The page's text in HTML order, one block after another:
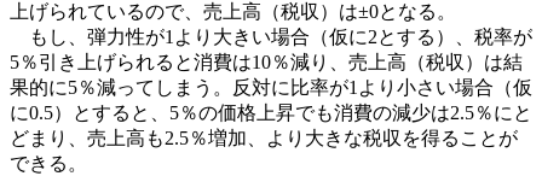
上げられているので、売上高（税収）は±0となる。
もし、弾力性が1より大きい場合（仮に2とする）、税率が
5％引き上げられると消費は10％減り、売上高（税収）は結
果的に5％減ってしまう。反対に比率が1より小さい場合（仮
に0.5）とすると、5％の価格上昇でも消費の減少は2.5％にと
どまり、売上高も2.5％増加、より大きな税収を得ることが
できる。